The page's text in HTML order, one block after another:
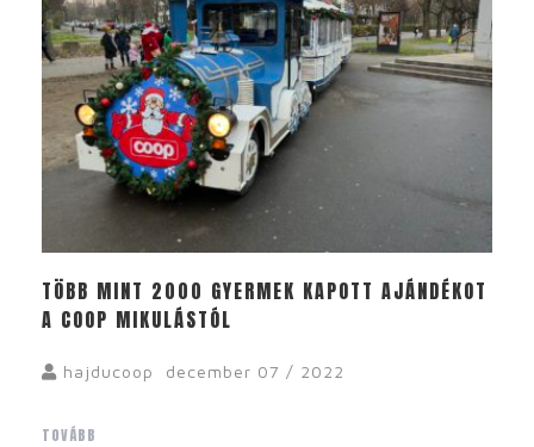
TÖBB MINT 2000 GYERMEK KAPOTT AJÁNDÉKOT
A COOP MIKULÁSTÓL
hajducoop december 07 / 2022
TOVÁBB